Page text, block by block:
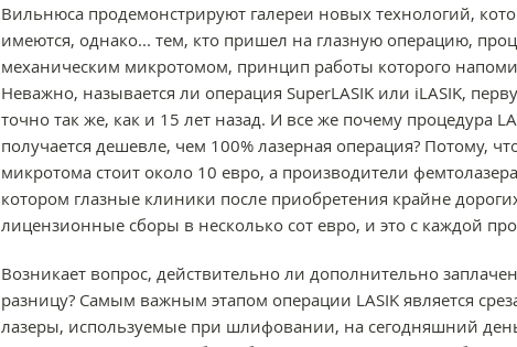
Вильнюса продемонстрируют галереи новых технологий,
имеются, однако... тем, кто пришел на глазную операцию,
механическим микротомом, принцип работы которого
Неважно, называется ли операция SuperLASIK или iLASIK,
точно так же, как и 15 лет назад. И все же почему процедура
получается дешевле, чем 100% лазерная операция? Потому,
микротома стоит около 10 евро, а производители
котором глазные клиники после приобретения крайне
лицензионные сборы в несколько сот евро, и это с каждой
Возникает вопрос, действительно ли дополнительно
разницу? Самым важным этапом операции LASIK является
лазеры, используемые при шлифовании, на сегодняшний